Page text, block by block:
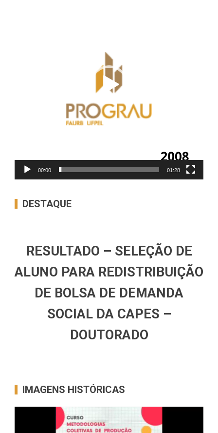
00:00 01:28
DESTAQUE
RESULTADO – SELEÇÃO DE
ALUNO PARA REDISTRIBUIÇÃO
DE BOLSA DE DEMANDA
SOCIAL DA CAPES –
DOUTORADO
IMAGENS HISTÓRICAS